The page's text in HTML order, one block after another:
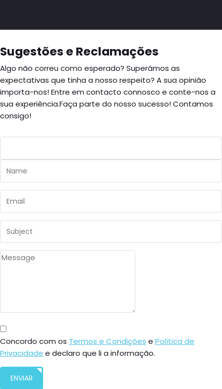
Sugestões e Reclamações
Algo não correu como esperado? Superámos as
expectativas que tinha a nosso respeito? A sua opinião
importa-nos! Entre em contacto connosco e conte-nos a
sua experiência.Faça parte do nosso sucesso! Contamos
consigo!
Concordo com os Termos e Condições e Política de
Privacidade e declaro que li a informação.
ENVIAR